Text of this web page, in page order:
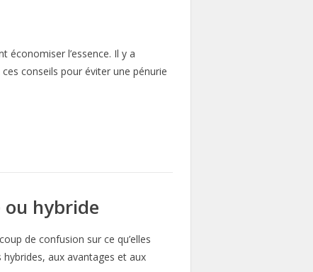
l’essence. Il y a
conseils pour éviter une pénurie
hybride
de confusion sur ce qu’elles
aux avantages et aux